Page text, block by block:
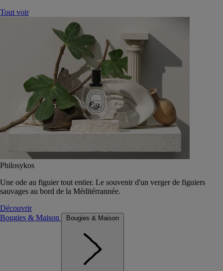
Tout voir
Philosykos
Une ode au figuier tout entier. Le souvenir d'un verger de figuiers
sauvages au bord de la Méditérrannée.
Découvrir
Bougies & Maison
Bougies & Maison